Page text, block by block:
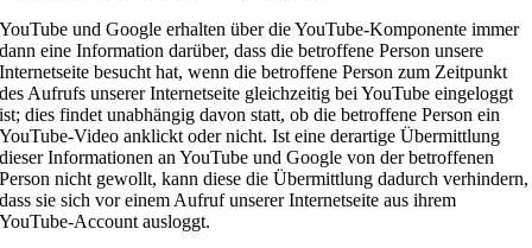
YouTube und Google erhalten über die YouTube-Komponente immer
dann eine Information darüber, dass die betroffene Person unsere
Internetseite besucht hat, wenn die betroffene Person zum Zeitpunkt
des Aufrufs unserer Internetseite gleichzeitig bei YouTube eingeloggt
ist; dies findet unabhängig davon statt, ob die betroffene Person ein
YouTube-Video anklickt oder nicht. Ist eine derartige Übermittlung
dieser Informationen an YouTube und Google von der betroffenen
Person nicht gewollt, kann diese die Übermittlung dadurch verhindern,
dass sie sich vor einem Aufruf unserer Internetseite aus ihrem
YouTube-Account ausloggt.